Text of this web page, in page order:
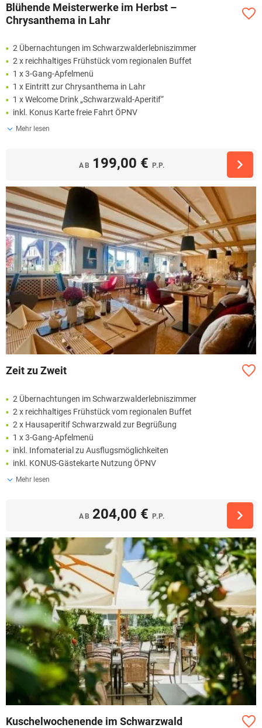
Blühende Meisterwerke im Herbst –
Chrysanthema in Lahr
2 Übernachtungen im Schwarzwalderlebniszimmer
2 x reichhaltiges Frühstück vom regionalen Buffet
1 x 3-Gang-Apfelmenü
1 x Eintritt zur Chrysanthema in Lahr
1 x Welcome Drink „Schwarzwald-Aperitif“
inkl. Konus Karte freie Fahrt ÖPNV
Mehr lesen
AB 199,00 € P.P.
Zeit zu Zweit
2 Übernachtungen im Schwarzwalderlebniszimmer
2 x reichhaltiges Frühstück vom regionalen Buffet
2 x Hausaperitif Schwarzwald zur Begrüßung
1 x 3-Gang-Apfelmenü
inkl. Infomaterial zu Ausflugsmöglichkeiten
inkl. KONUS-Gästekarte Nutzung ÖPNV
Mehr lesen
AB 204,00 € P.P.
Kuschelwochenende im Schwarzwald